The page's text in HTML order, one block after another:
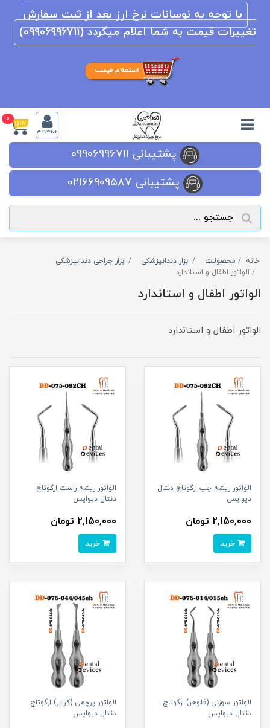
با توجه به نوسانات نرخ ارز بعد از ثبت سفارش
تغییرات قیمت به شما اعلام میگردد (09906996711)
ورود/ثبت نام
0
پشتیبانی 09906996711
پشتیبانی 02166909587
خانه محصولات ابزار دندانپزشکی
ابزار جراحی دندانپزشکی
الواتور اطفال و استاندارد
الواتور اطفال و استاندارد
الواتور اطفال و استاندارد
الواتور ریشه چپ ارگوتاچ دنتال
دیوایس
2,150,000 تومان
الواتور ریشه راست ارگوتاچ
دنتال دیوایس
2,150,000 تومان
الواتور سوزنی (فلوهر) ارگوتاچ
دنتال دیوایس
الواتور پرچمی (کرایر) ارگوتاچ
دنتال دیوایس